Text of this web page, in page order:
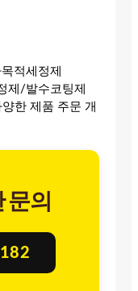
적세정제
제/발수코팅제
한 제품 주문 개
문의